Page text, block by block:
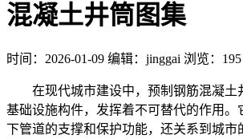
混凝土井筒图集
时间： 2026-01-09 编辑：jinggai 浏览：195
在现代城市建设中，预制钢筋混凝土
基础设施构件，发挥着不可替代的作用。
下管道的支撑和保护功能，还关系到城市